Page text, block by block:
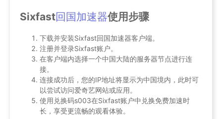
Sixfast回国加速器使用步骤
下载并安装Sixfast回国加速器客户端。
注册并登录Sixfast账户。
在客户端内选择一个中国大陆的服务器节点进行连
接。
连接成功后，您的IP地址将显示为中国境内，此时可
以尝试访问爱奇艺网站或应用。
使用兑换码s003在Sixfast账户中兑换免费加速时
长，享受更流畅的观看体验。